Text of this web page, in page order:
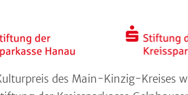
des Main-Kinzig-Kreises